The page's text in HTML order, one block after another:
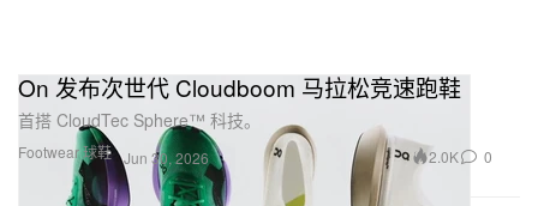
Footwear 球鞋
On 发布次世代 Cloudboom 马拉松竞速跑鞋
首搭 CloudTec Sphere™ 科技。
Jun 30, 2026 2.0K 0